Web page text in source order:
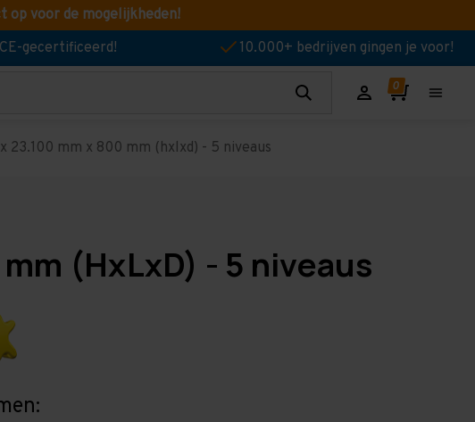
op voor de mogelijkheden!
gecertificeerd! 10.000+ bedrijven gingen je voor!
mm x 800 mm (hxlxd) - 5 niveaus
(HxLxD) - 5 niveaus